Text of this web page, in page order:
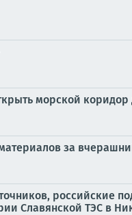
морской коридор
за
российские
Славянской ТЭС в